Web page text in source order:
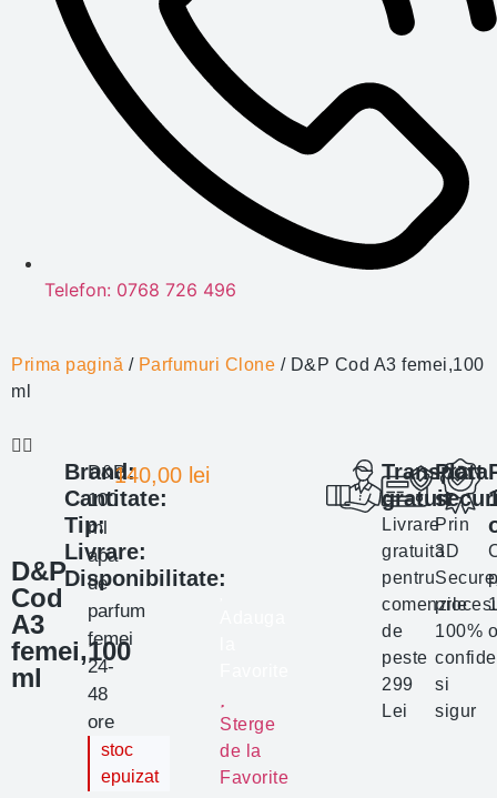
Telefon: 0768 726 496
Prima pagină / Parfumuri Clone / D&P Cod A3 femei,100
ml
D&P
Cod
A3
femei,100
ml
Brand:
Cantitate:
Tip:
Livrare:
Disponibilitate:
D&P
100
ml
apa
de
parfum
femei
24-
48
ore
stoc
epuizat
140,00 lei
Sterge
de la
Favorite
Transport
gratuit
Livrare
gratuita
pentru
comenzile
de
peste
299
Lei
Plata
Prin
3D
100%
si
sigur